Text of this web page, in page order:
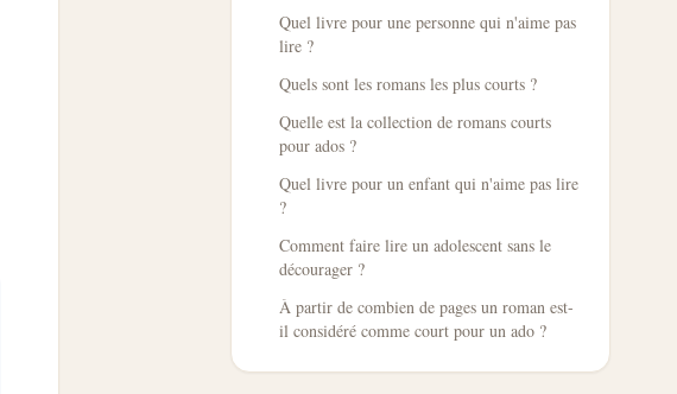
Quel livre pour une personne qui n'aime pas
lire ?
Quels sont les romans les plus courts ?
Quelle est la collection de romans courts
pour ados ?
Quel livre pour un enfant qui n'aime pas lire
?
Comment faire lire un adolescent sans le
décourager ?
À partir de combien de pages un roman est-
il considéré comme court pour un ado ?